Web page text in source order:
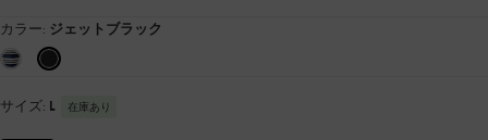
カラー: ジェットブラック
サイズ: L 在庫あり